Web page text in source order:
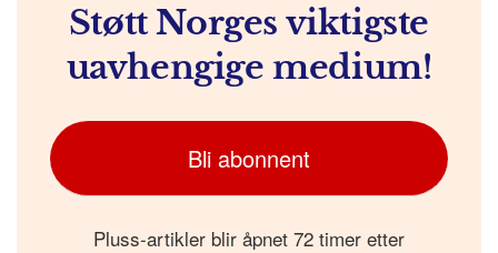
Støtt Norges viktigste
uavhengige medium!
Bli abonnent
Pluss-artikler blir åpnet 72 timer etter